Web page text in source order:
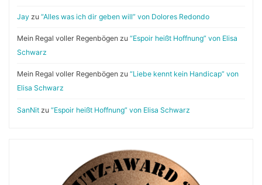
Jayzu “Alles was ich dir geben will” von Dolores Redondo
Mein Regal voller Regenbögenzu “Espoir heißt Hoffnung” von Elisa
Schwarz
Mein Regal voller Regenbögenzu “Liebe kennt kein Handicap” von
Elisa Schwarz
SanNitzu “Espoir heißt Hoffnung” von Elisa Schwarz